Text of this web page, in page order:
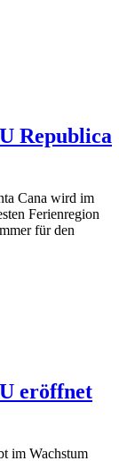
Republica
Cana wird im
Ferienregion
für den
eröffnet
im Wachstum